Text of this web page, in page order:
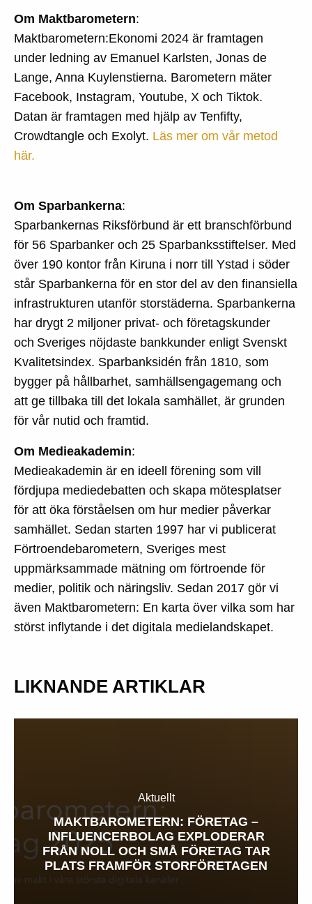
Om Maktbarometern:
Maktbarometern:Ekonomi 2024 är framtagen
under ledning av Emanuel Karlsten, Jonas de
Lange, Anna Kuylenstierna. Barometern mäter
Facebook, Instagram, Youtube, X och Tiktok.
Datan är framtagen med hjälp av Tenfifty,
Crowdtangle och Exolyt. Läs mer om vår metod
här.
Om Sparbankerna:
Sparbankernas Riksförbund är ett branschförbund
för 56 Sparbanker och 25 Sparbanksstiftelser. Med
över 190 kontor från Kiruna i norr till Ystad i söder
står Sparbankerna för en stor del av den finansiella
infrastrukturen utanför storstäderna. Sparbankerna
har drygt 2 miljoner privat- och företagskunder
och Sveriges nöjdaste bankkunder enligt Svenskt
Kvalitetsindex. Sparbanksidén från 1810, som
bygger på hållbarhet, samhällsengagemang och
att ge tillbaka till det lokala samhället, är grunden
för vår nutid och framtid.
Om Medieakademin:
Medieakademin är en ideell förening som vill
fördjupa mediedebatten och skapa mötesplatser
för att öka förståelsen om hur medier påverkar
samhället. Sedan starten 1997 har vi publicerat
Förtroendebarometern, Sveriges mest
uppmärksammade mätning om förtroende för
medier, politik och näringsliv. Sedan 2017 gör vi
även Maktbarometern: En karta över vilka som har
störst inflytande i det digitala medielandskapet.
LIKNANDE ARTIKLAR
Aktuellt
MAKTBAROMETERN: FÖRETAG –
INFLUENCERBOLAG EXPLODERAR
FRÅN NOLL OCH SMÅ FÖRETAG TAR
PLATS FRAMFÖR STORFÖRETAGEN